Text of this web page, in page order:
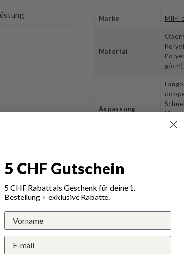
Marke Mil-
Material
g/qm)
Anpassung
Taschen
Befestigung
Features
2 D-
5 CHF Gutschein
5 CHF Rabatt als Geschenk für deine 1.
Bestellung + exklusive Rabatte.